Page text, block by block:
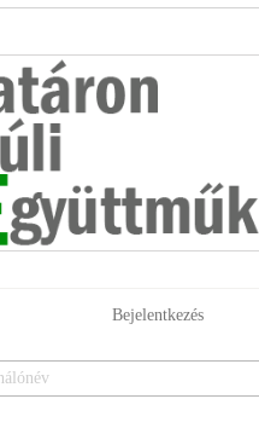
Bejelentkezés